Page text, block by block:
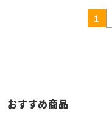
1
おすすめ商品